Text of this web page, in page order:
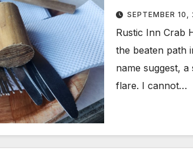
SEPTEMBER
Rustic Inn Crab
the beaten path
name suggest,
flare. I cannot…